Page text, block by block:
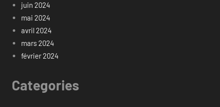
juin 2024
mai 2024
avril 2024
mars 2024
février 2024
Categories